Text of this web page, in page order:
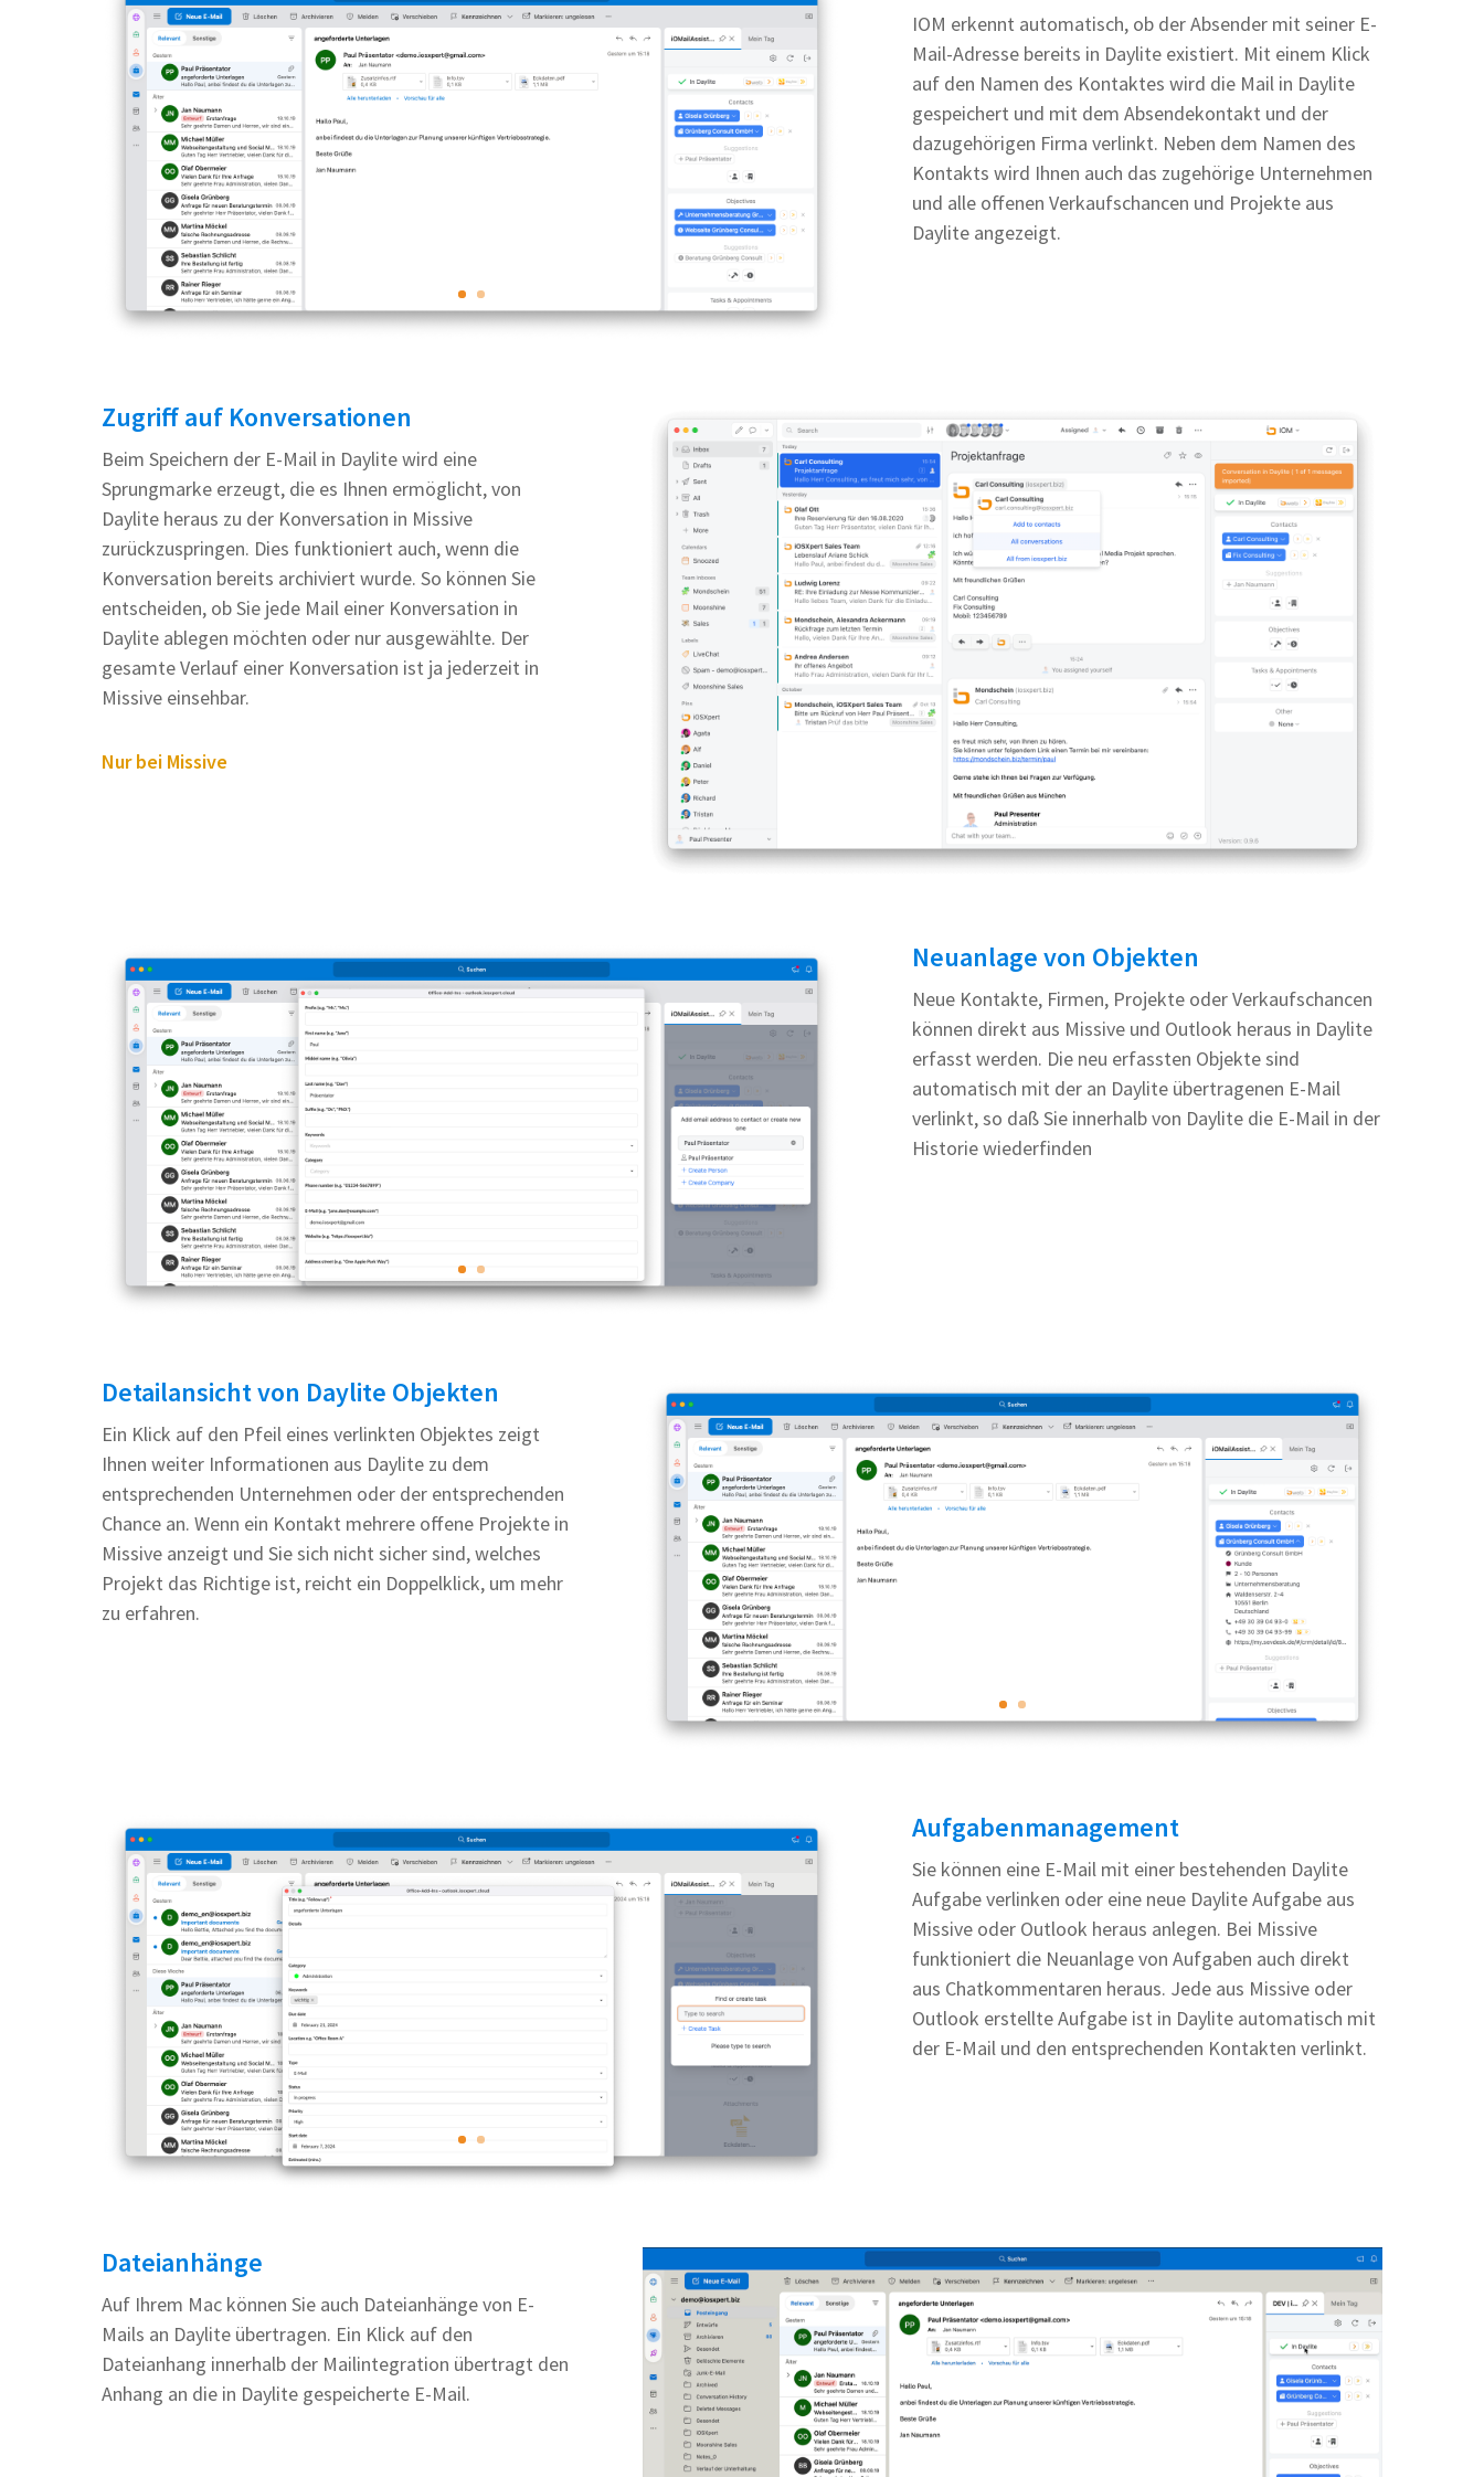
IOM erkennt automatisch, ob der Absender mit seiner E-
Mail-Adresse bereits in Daylite existiert. Mit einem Klick
auf den Namen des Kontaktes wird die Mail in Daylite
gespeichert und mit dem Absendekontakt und der
dazugehörigen Firma verlinkt. Neben dem Namen des
Kontakts wird Ihnen auch das zugehörige Unternehmen
und alle offenen Verkaufschancen und Projekte aus
Daylite angezeigt.
Zugriff auf Konversationen
Beim Speichern der E-Mail in Daylite wird eine
Sprungmarke erzeugt, die es Ihnen ermöglicht, von
Daylite heraus zu der Konversation in Missive
zurückzuspringen. Dies funktioniert auch, wenn die
Konversation bereits archiviert wurde. So können Sie
entscheiden, ob Sie jede Mail einer Konversation in
Daylite ablegen möchten oder nur ausgewählte. Der
gesamte Verlauf einer Konversation ist ja jederzeit in
Missive einsehbar.
Nur bei Missive
Neuanlage von Objekten
Neue Kontakte, Firmen, Projekte oder Verkaufschancen
können direkt aus Missive und Outlook heraus in Daylite
erfasst werden. Die neu erfassten Objekte sind
automatisch mit der an Daylite übertragenen E-Mail
verlinkt, so daß Sie innerhalb von Daylite die E-Mail in der
Historie wiederfinden
Detailansicht von Daylite Objekten
Ein Klick auf den Pfeil eines verlinkten Objektes zeigt
Ihnen weiter Informationen aus Daylite zu dem
entsprechenden Unternehmen oder der entsprechenden
Chance an. Wenn ein Kontakt mehrere offene Projekte in
Missive anzeigt und Sie sich nicht sicher sind, welches
Projekt das Richtige ist, reicht ein Doppelklick, um mehr
zu erfahren.
Aufgabenmanagement
Sie können eine E-Mail mit einer bestehenden Daylite
Aufgabe verlinken oder eine neue Daylite Aufgabe aus
Missive oder Outlook heraus anlegen. Bei Missive
funktioniert die Neuanlage von Aufgaben auch direkt
aus Chatkommentaren heraus. Jede aus Missive oder
Outlook erstellte Aufgabe ist in Daylite automatisch mit
der E-Mail und den entsprechenden Kontakten verlinkt.
Dateianhänge
Auf Ihrem Mac können Sie auch Dateianhänge von E-
Mails an Daylite übertragen. Ein Klick auf den
Dateianhang innerhalb der Mailintegration übertragt den
Anhang an die in Daylite gespeicherte E-Mail.